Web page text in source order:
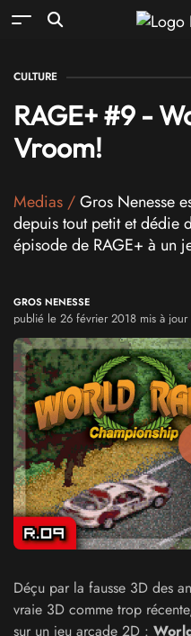
CULTURE
RAGE+ #9 -
Vroom!
Medias /Gros Nenesse
depuis tout petit et dédie
épisode de RAGE+ à un
GROS NENESSE
publié le 26 février 2018 mis à
Déçu par la fausse 3D des
vraie 3D comme trop
sur un jeu arcade 2D :